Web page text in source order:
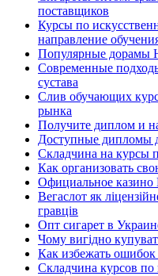
поставщиков
Курсы по
направление
Популярные дорамы
Современные
сустава
Слив обучающих
рынка
Получите диплом и
Доступные дипломы
Складчина на курсы
Как организовать
Официальное казино
Вегаслот як
гравців
Опт сигарет в
Чому вигідно
Как избежать
Складчина курсов